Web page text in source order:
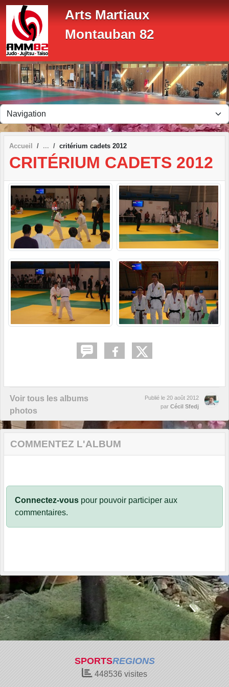
Arts Martiaux
Montauban 82
Accueil critérium cadets 2012
CRITÉRIUM CADETS 2012
Voir tous les albums
photos
Publié le 20 août 2012
par Cécil Sfedj
COMMENTEZ L'ALBUM
Connectez-vous pour pouvoir participer aux
commentaires.
SPORTSREGIONS
448536 visites
Panneau de gestion des cookies